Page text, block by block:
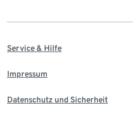
Service & Hilfe
Impressum
Datenschutz und Sicherheit